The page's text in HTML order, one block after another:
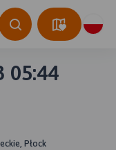
05:44
Płock